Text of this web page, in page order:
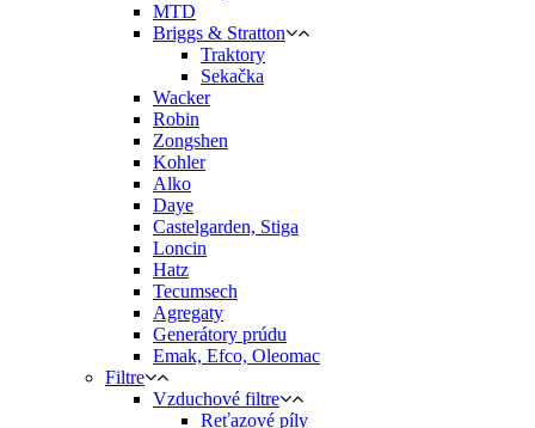
MTD
Briggs & Stratton
Traktory
Sekačka
Wacker
Robin
Zongshen
Kohler
Alko
Daye
Castelgarden, Stiga
Loncin
Hatz
Tecumsech
Agregaty
Generátory prúdu
Emak, Efco, Oleomac
Filtre
Vzduchové filtre
Reťazové píly